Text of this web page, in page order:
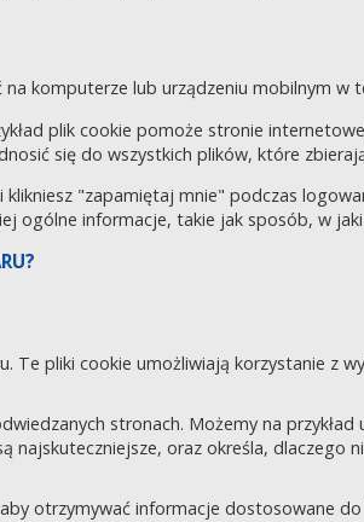
komputerze lub urządzeniu mobilnym
plik cookie pomoże stronie
się do wszystkich plików, które
"zapamiętaj mnie" podczas
ogólne informacje, takie jak sposób, w
Te pliki cookie umożliwiają korzystanie z
stronach. Możemy na
najskuteczniejsze, oraz określa, dlaczego
otrzymywać informacje dostosowane